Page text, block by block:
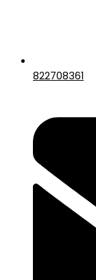
822708361